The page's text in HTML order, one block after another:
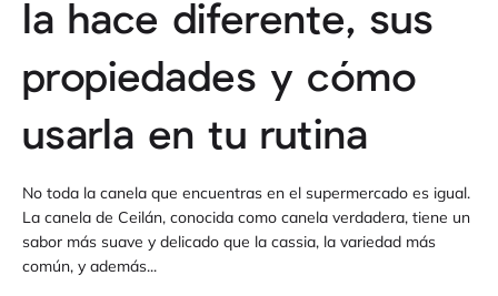
la hace diferente, sus
propiedades y cómo
usarla en tu rutina
No toda la canela que encuentras en el supermercado es igual.
La canela de Ceilán, conocida como canela verdadera, tiene un
sabor más suave y delicado que la cassia, la variedad más
común, y además...